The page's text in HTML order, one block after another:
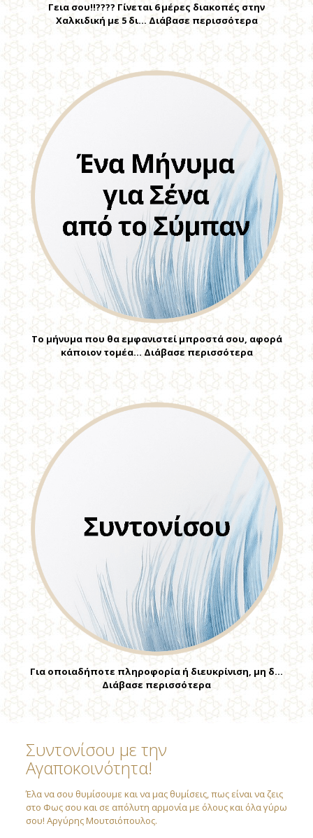
Γεια σου!!???? Γίνεται 6 μέρες διακοπές στην
Χαλκιδική με 5 δι… Διάβασε περισσότερα
Το μήνυμα που θα εμφανιστεί μπροστά σου, αφορά
κάποιον τομέα… Διάβασε περισσότερα
Για οποιαδήποτε πληροφορία ή διευκρίνιση, μη δ…
Διάβασε περισσότερα
Συντονίσου με την
Αγαποκοινότητα!
Έλα να σου θυμίσουμε και να μας θυμίσεις, πως είναι να ζεις
στο Φως σου και σε απόλυτη αρμονία με όλους και όλα γύρω
σου! Αργύρης Μουτσιόπουλος.